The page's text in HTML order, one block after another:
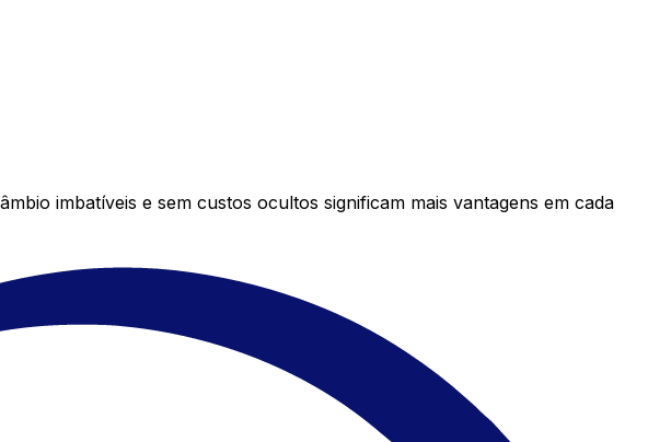
imbatíveis e sem custos ocultos significam mais vantagens em cada